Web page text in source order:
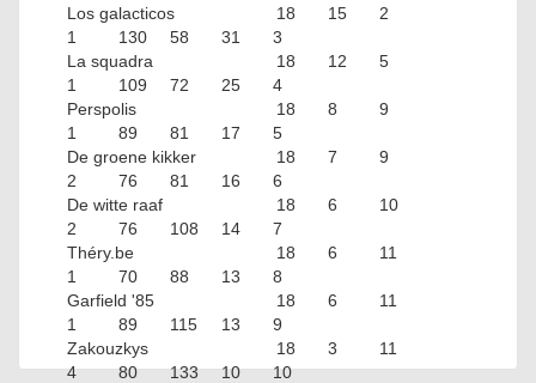
Los galacticos
18 15
2
1
130 58 31
3
La squadra
18 12
5
1
109 72 25
4
Perspolis
18 8
9
1
89 81 17
5
De groene kikker
18 7
9
2
76 81 16
6
De witte raaf
18 6
10
2
76 108 14
7
Théry.be
18 6
11
1
70 88 13
8
Garfield '85
18 6
11
1
89 115 13
9
Zakouzkys
18 3
11
4
80 133 10
10